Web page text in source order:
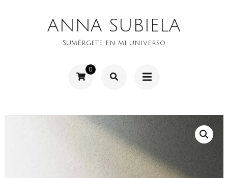
ANNA SUBIELA
Sumérgete en mi universo
0